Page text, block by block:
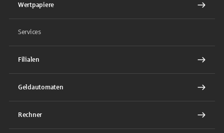
Wertpapiere
Services
Filialen
Geldautomaten
Rechner